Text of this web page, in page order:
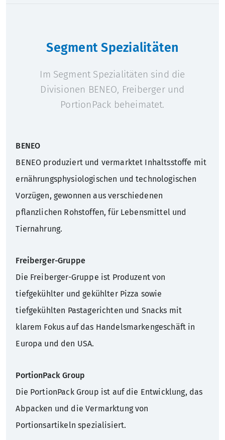
Segment Spezialitäten
Im Segment Spezialitäten sind die
Divisionen BENEO, Freiberger und
PortionPack beheimatet.
BENEO
BENEO produziert und vermarktet Inhaltsstoffe mit
ernährungsphysiologischen und technologischen
Vorzügen, gewonnen aus verschiedenen
pflanzlichen Rohstoffen, für Lebensmittel und
Tiernahrung.
Freiberger-Gruppe
Die Freiberger-Gruppe ist Produzent von
tiefgekühlter und gekühlter Pizza sowie
tiefgekühlten Pastagerichten und Snacks mit
klarem Fokus auf das Handelsmarkengeschäft in
Europa und den USA.
PortionPack Group
Die PortionPack Group ist auf die Entwicklung, das
Abpacken und die Vermarktung von
Portionsartikeln spezialisiert.